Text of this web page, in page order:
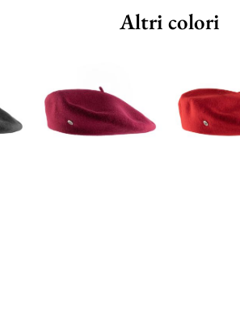
Altri colori